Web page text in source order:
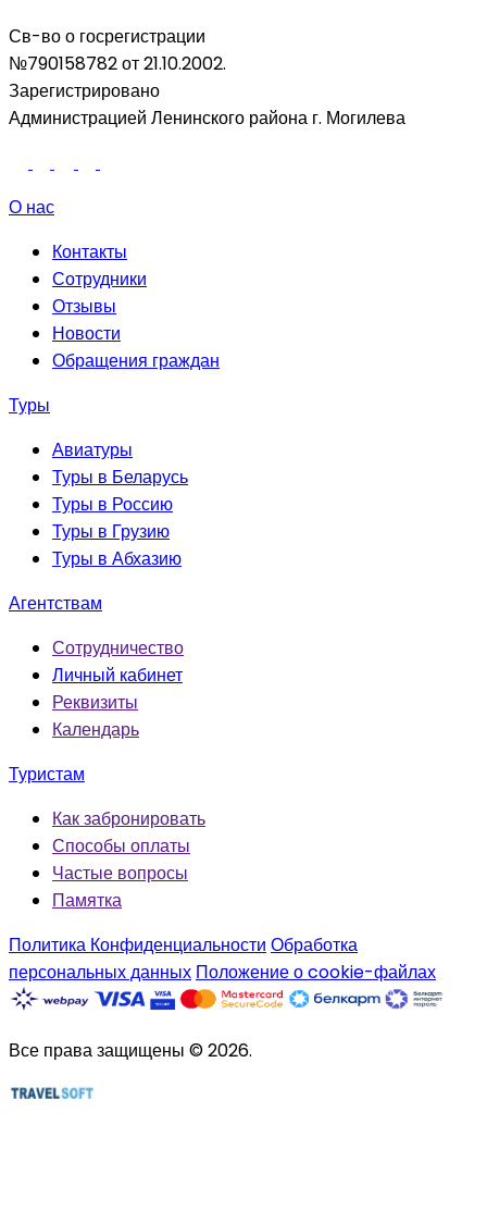
Св-во о госрегистрации
№790158782 от 21.10.2002.
Зарегистрировано
Администрацией Ленинского района г. Могилева
О нас
Контакты
Сотрудники
Отзывы
Новости
Обращения граждан
Туры
Авиатуры
Туры в Беларусь
Туры в Россию
Туры в Грузию
Туры в Абхазию
Агентствам
Сотрудничество
Личный кабинет
Реквизиты
Календарь
Туристам
Как забронировать
Способы оплаты
Частые вопросы
Памятка
Политика Конфиденциальности Обработка
персональных данных Положение о cookie-файлах
Все права защищены © 2026.